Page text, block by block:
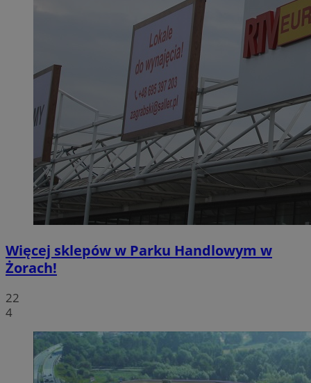
Więcej sklepów w Parku Handlowym w
Żorach!
22
4